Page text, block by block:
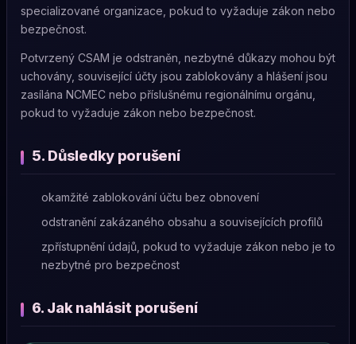
specializované organizace, pokud to vyžaduje zákon nebo
bezpečnost.
Potvrzený CSAM je odstraněn, nezbytné důkazy mohou být
uchovány, související účty jsou zablokovány a hlášení jsou
zasílána NCMEC nebo příslušnému regionálnímu orgánu,
pokud to vyžaduje zákon nebo bezpečnost.
5. Důsledky porušení
okamžité zablokování účtu bez obnovení
odstranění zakázaného obsahu a souvisejících profilů
zpřístupnění údajů, pokud to vyžaduje zákon nebo je to
nezbytné pro bezpečnost
6. Jak nahlásit porušení